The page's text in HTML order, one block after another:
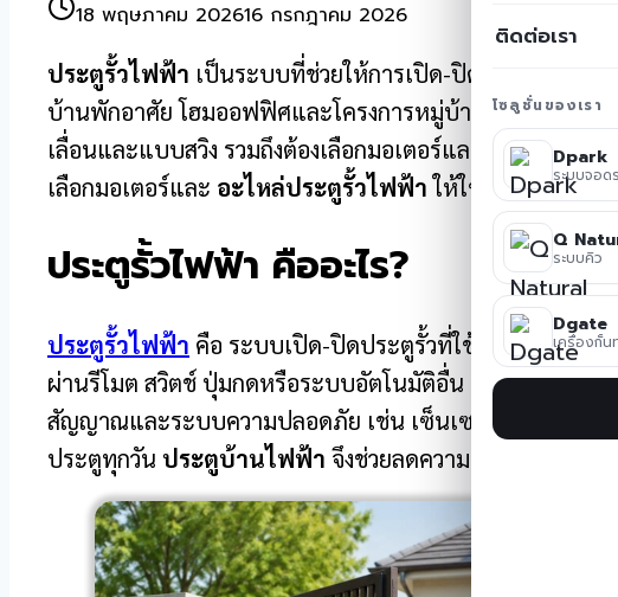
ติดต่อเรา
โซลูชั่นของเรา
Dpark
ระบบจอด
Q
ระบบคิว
Dgate
เครื่องกั้น
18 พฤษภาคม 202616 กรกฎาคม 2026
ประตูรั้วไฟฟ้า เป็นระบบที่ช่วยให้การเปิด-ปิดประตูบ้านสะ
บ้านพักอาศัย โฮมออฟฟิศและโครงการหมู่บ้าน เพราะช่วย
เลื่อนและแบบสวิง รวมถึงต้องเลือกมอเตอร์และอะไหล่ให้เห
เลือกมอเตอร์และ อะไหล่ประตูรั้วไฟฟ้าให้ใช้งานได้ระยะย
ประตูรั้วไฟฟ้า คืออะไร?
ประตูรั้วไฟฟ้า คือ ระบบเปิด-ปิดประตูรั้วที่ใช้มอเตอร์เข้าม
ผ่านรีโมต สวิตช์ ปุ่มกดหรือระบบอัตโนมัติอื่น ๆ ตามรูปแบบ
สัญญาณและระบบความปลอดภัย เช่น เซ็นเซอร์กันหนีบหรื
ประตูทุกวัน ประตูบ้านไฟฟ้า จึงช่วยลดความยุ่งยากได้มาก